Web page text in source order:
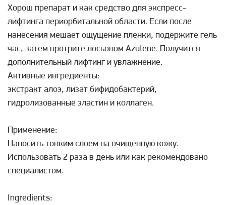
Хорош препарат и как средство для экспресс-
лифтинга периорбитальной области. Если после
нанесения мешает ощущение пленки, подержите гель
час, затем протрите лосьоном Azulene. Получится
дополнительный лифтинг и увлажнение.
Активные ингредиенты:
экстракт алоэ, лизат бифидобактерий,
гидролизованные эластин и коллаген.
Применение:
Наносить тонким слоем на очищенную кожу.
Использовать 2 раза в день или как рекомендовано
специалистом.
Ingredients: